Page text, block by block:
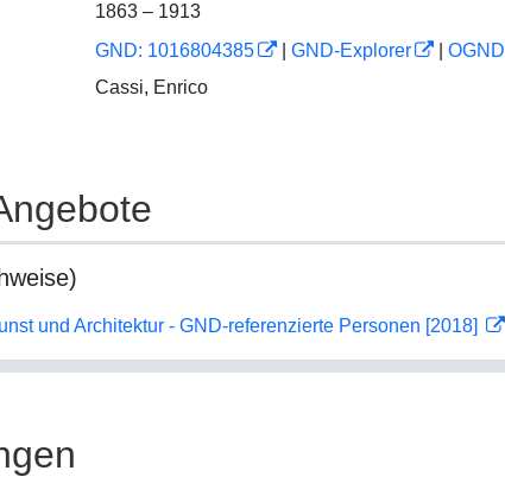
1863 – 1913
GND: 1016804385 GND-Explorer OGND
Cassi, Enrico
und Architektur - GND-referenzierte Personen [2018]